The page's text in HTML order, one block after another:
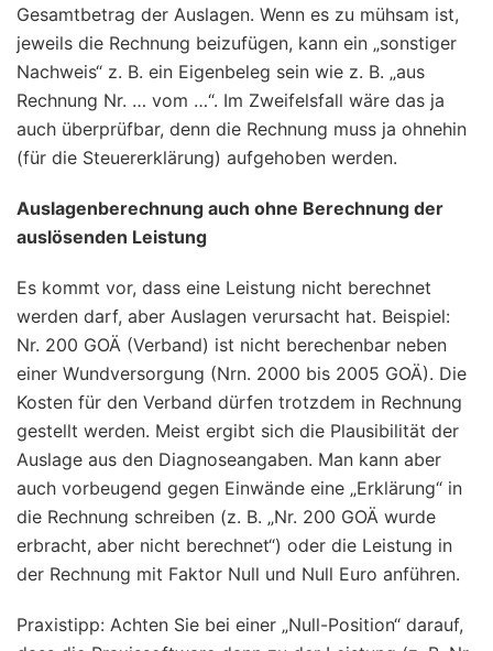
Gesamtbetrag der Auslagen. Wenn es zu mühsam ist,
jeweils die Rechnung beizufügen, kann ein „sonstiger
Nachweis“ z. B. ein Eigenbeleg sein wie z. B. „aus
Rechnung Nr. … vom …“. Im Zweifelsfall wäre das ja
auch überprüfbar, denn die Rechnung muss ja ohnehin
(für die Steuererklärung) aufgehoben werden.
Auslagenberechnung auch ohne Berechnung der
auslösenden Leistung
Es kommt vor, dass eine Leistung nicht berechnet
werden darf, aber Auslagen verursacht hat. Beispiel:
Nr. 200 GOÄ (Verband) ist nicht berechenbar neben
einer Wundversorgung (Nrn. 2000 bis 2005 GOÄ). Die
Kosten für den Verband dürfen trotzdem in Rechnung
gestellt werden. Meist ergibt sich die Plausibilität der
Auslage aus den Diagnoseangaben. Man kann aber
auch vorbeugend gegen Einwände eine „Erklärung“ in
die Rechnung schreiben (z. B. „Nr. 200 GOÄ wurde
erbracht, aber nicht berechnet“) oder die Leistung in
der Rechnung mit Faktor Null und Null Euro anführen.
Praxistipp: Achten Sie bei einer „Null-Position“ darauf,